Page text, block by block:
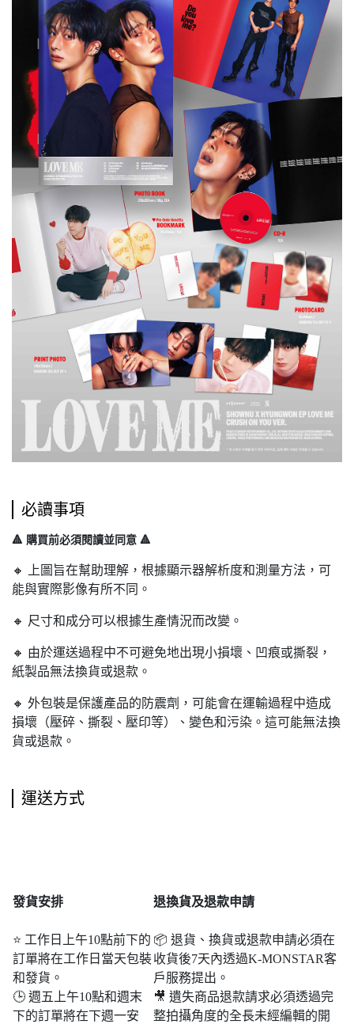
必讀事項
🔺 購買前必須閱讀並同意 🔺
🔸 上圖旨在幫助理解，根據顯示器解析度和測量方法，可
能與實際影像有所不同。
🔸 尺寸和成分可以根據生產情況而改變。
🔸 由於運送過程中不可避免地出現小損壞、凹痕或撕裂，
紙製品無法換貨或退款。
🔸 外包裝是保護產品的防震劑，可能會在運輸過程中造成
損壞（壓碎、撕裂、壓印等）、變色和污染。這可能無法換
貨或退款。
運送方式
發貨安排
⭐ 工作日上午10點前下的
訂單將在工作日當天包裝
和發貨。
🕒 週五上午10點和週末​​
下的訂單將在下週一安
退換貨及退款申請
📦 退貨、換貨或退款申請必須在
收貨後7天內透過K-MONSTAR客
戶服務提出。
🎥 遺失商品退款請求必須透過完
整拍攝角度的全長未經編輯的開